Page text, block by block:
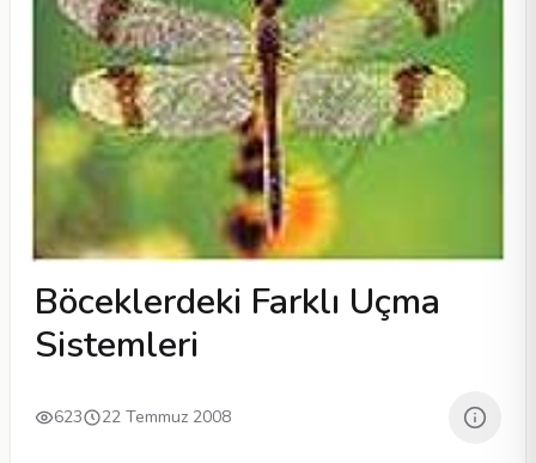
Böceklerdeki Farklı Uçma
Sistemleri
623 22 Temmuz 2008